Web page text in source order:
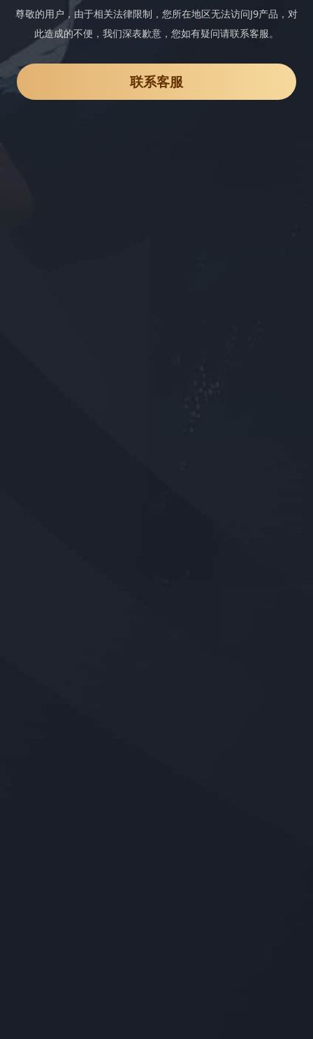
尊敬的用户，由于相关法律限制，您所在地区无法访问J9产品，对
此造成的不便，我们深表歉意，您如有疑问请联系客服。
联系客服